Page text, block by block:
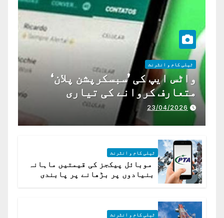
ٹیلی کام و انٹرنٹ
واٹس ایپ کی ’سبسکرپشن پلان‘
متعارف کروانے کی تیاری
23/04/2026
ٹیلی کام و انٹرنٹ
موبائل پیکجز کی قیمتیں ماہانہ
بنیادوں پر بڑھانے پر پابندی
ٹیلی کام و انٹرنٹ